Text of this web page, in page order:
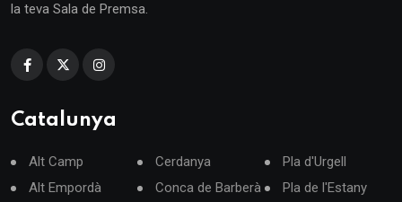
la teva Sala de Premsa.
Catalunya
Alt Camp
Alt Empordà
Cerdanya
Conca de Barberà
Pla d'Urgell
Pla de l'Estany